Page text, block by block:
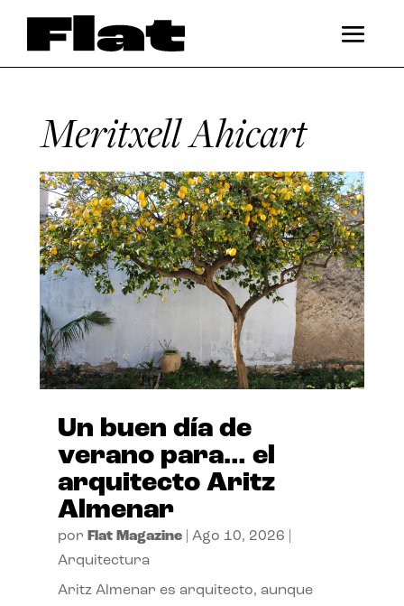
Meritxell Ahicart
Un buen día de
verano para… el
arquitecto Aritz
Almenar
por Flat Magazine| Ago 10, 2026
Arquitectura
Aritz Almenar es arquitecto, aunque